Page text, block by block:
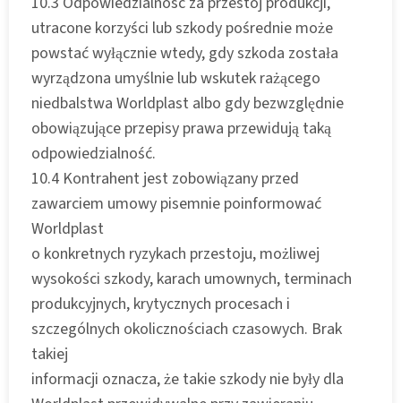
utracone korzyści lub szkody pośrednie może
powstać wyłącznie wtedy, gdy szkoda została
wyrządzona umyślnie lub wskutek rażącego
niedbalstwa Worldplast albo gdy bezwzględnie
obowiązujące przepisy prawa przewidują taką
odpowiedzialność.
10.4 Kontrahent jest zobowiązany przed
zawarciem umowy pisemnie poinformować
Worldplast
o konkretnych ryzykach przestoju, możliwej
wysokości szkody, karach umownych, terminach
produkcyjnych, krytycznych procesach i
szczególnych okolicznościach czasowych. Brak
takiej
informacji oznacza, że takie szkody nie były dla